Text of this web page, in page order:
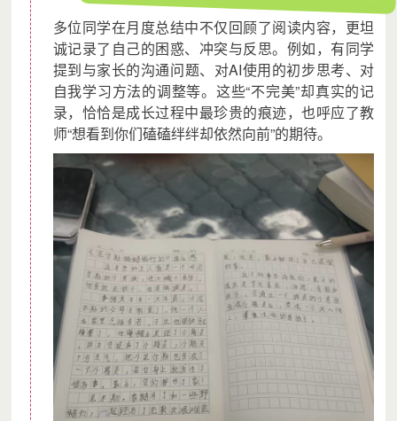
4、如有其他意见和建议，欢迎发送至我们的工作邮箱：
weiailianquan@lingshanfoundation.org，感恩您的信任和理
解！
项目筹款情况：上线以来累计筹款 951,203.93 元 ， 本年度累计筹
款 0 元， 累计捐赠人次 10934 次。
多位同学在月度总结中不仅回顾了阅读内容，更坦
诚记录了自己的困惑、冲突与反思。例如，有同学
提到与家长的沟通问题、对AI使用的初步思考、对
自我学习方法的调整等。这些“不完美”却真实的记
录，恰恰是成长过程中最珍贵的痕迹，也呼应了教
师“想看到你们磕磕绊绊却依然向前”的期待。